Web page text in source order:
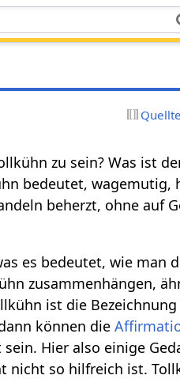
zu sein? Was ist
bedeutet, wagemutig,
beherzt, ohne auf
es bedeutet, wie man
zusammenhängen,
ist die
können die
Hier also einige
nicht so hilfreich ist.